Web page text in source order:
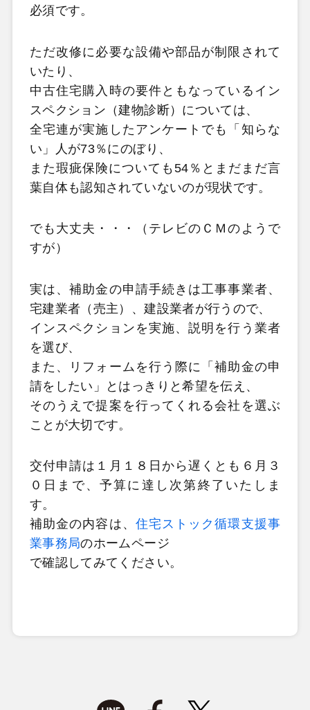
必須です。
ただ改修に必要な設備や部品が制限されて
いたり、
中古住宅購入時の要件ともなっているイン
スペクション（建物診断）については、
全宅連が実施したアンケートでも「知らな
い」人が73％にのぼり、
また瑕疵保険についても54％とまだまだ言
葉自体も認知されていないのが現状です。
でも大丈夫・・・（テレビのＣＭのようで
すが）
実は、補助金の申請手続きは工事事業者、
宅建業者（売主）、建設業者が行うので、
インスペクションを実施、説明を行う業者
を選び、
また、リフォームを行う際に「補助金の申
請をしたい」とはっきりと希望を伝え、
そのうえで提案を行ってくれる会社を選ぶ
ことが大切です。
交付申請は１月１８日から遅くとも６月３
０日まで、予算に達し次第終了いたしま
す。
補助金の内容は、 住宅ストック循環支援事
業事務局のホームページ
で確認してみてください。